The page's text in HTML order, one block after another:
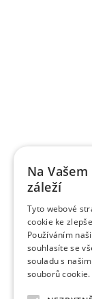
Na
záleží
Tyto webové
cookie ke
Používáním
souhlasíte se
souladu s
souborů cookie.